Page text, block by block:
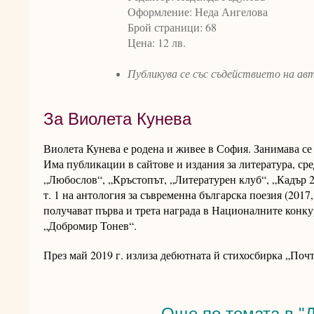
Оформление: Неда Ангелова
Брой страници: 68
Цена: 12 лв.
Публикува се със съдействието на
За Виолета Кунева
Виолета Кунева е родена и живее в София. Занимава
Има публикации в сайтове и издания за литература,
„Любослов“, „Кръстопът, „Литературен клуб“,
т. 1 на антология за съвременна българска поезия
получават първа и трета награда в Националните
„Добромир Тонев“.
През май 2019 г. излиза дебютната й стихосбирка